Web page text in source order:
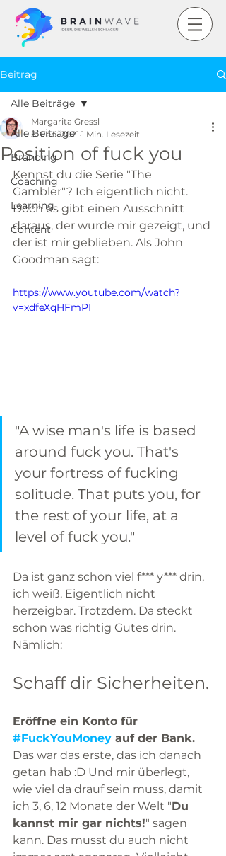
Beitrag
Alle Beiträge
Branding
Coaching
Learning
Content
Alle Beiträge
Position of fuck you
Margarita Gressl
5. Feb. 2021 1 Min. Lesezeit
Kennst du die Serie "The
Gambler"? Ich eigentlich nicht.
Doch es gibt einen Ausschnitt
daraus, der wurde mir gezeigt, und
der ist mir geblieben. Als John
Goodman sagt:
https://www.youtube.com/watch?
v=xdfeXqHFmPI
"A wise man's life is based
around fuck you. That's
your fortress of fucking
solitude. That puts you, for
the rest of your life, at a
level of fuck you."
Da ist ganz schön viel f*** y*** drin,
ich weiß. Eigentlich nicht
herzeigbar. Trotzdem. Da steckt
schon was richtig Gutes drin.
Nämlich:
Schaff dir Sicherheiten.
Eröffne ein Konto für
#FuckYouMoney auf der Bank.
Das war das erste, das ich danach
getan hab :D Und mir überlegt,
wie viel da drauf sein muss, damit
ich 3, 6, 12 Monate der Welt "Du
kannst mir gar nichts!" sagen
kann. Das musst du auch nicht